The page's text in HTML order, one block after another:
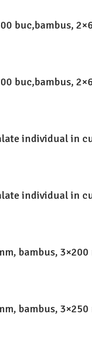
buc,bambus,
buc,bambus,
individual in
individual in
bambus,
bambus,